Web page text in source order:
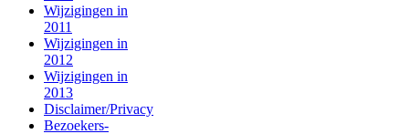
Wijzigingen in
2011
Wijzigingen in
2012
Wijzigingen in
2013
Disclaimer/Privacy
Bezoekers-